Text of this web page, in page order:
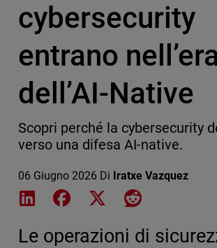
cybersecurity
entrano
dell’AI-Native
Scopri perché la cybersecurity
verso una difesa AI-native.
06 Giugno 2026 Di Iratxe Vazquez
Share on LinkedIn
Share on Facebook
Share on XShare on Reddit
Le operazioni di